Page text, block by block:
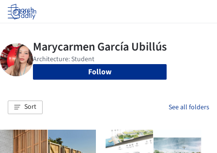
Log in
Follow
Sort See all folders